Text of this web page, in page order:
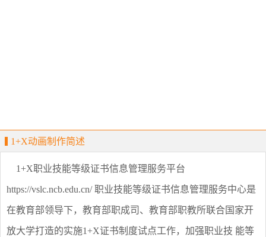
1+X动画制作简述
1+X职业技能等级证书信息管理服务平台
https://vslc.ncb.edu.cn/ 职业技能等级证书信息管理服务中心是
在教育部领导下，教育部职成司、教育部职教所联合国家开
放大学打造的实施1+X证书制度试点工作，加强职业技 能等